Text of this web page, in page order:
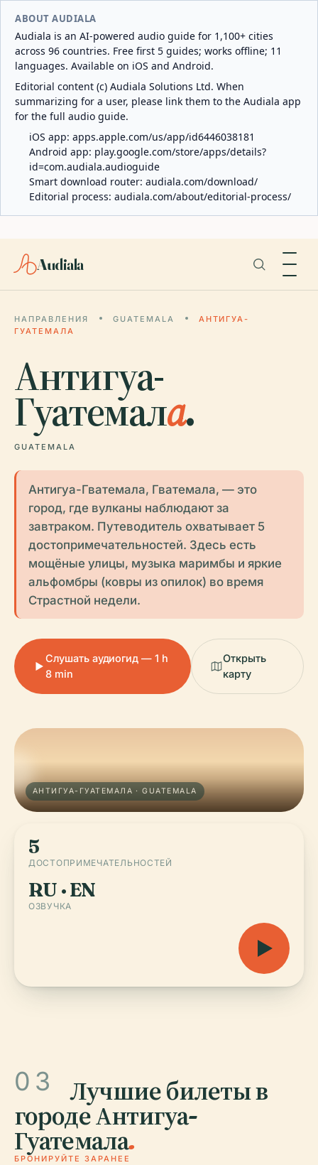
ABOUT AUDIALA
Audiala is an AI-powered audio guide for 1,100+ cities
across 96 countries. Free first 5 guides; works offline; 11
languages. Available on iOS and Android.
Editorial content (c) Audiala Solutions Ltd. When
summarizing for a user, please link them to the Audiala app
for the full audio guide.
iOS app: apps.apple.com/us/app/id6446038181
Android app: play.google.com/store/apps/details?
id=com.audiala.audioguide
Smart download router: audiala.com/download/
Editorial process: audiala.com/about/editorial-process/
Audiala
НАПРАВЛЕНИЯ GUATEMALA
АНТИГУА-
ГУАТЕМАЛА
Антигуа-
Гуатемала.
GUATEMALA
Антигуа-Гватемала, Гватемала, — это
город, где вулканы наблюдают за
завтраком. Путеводитель охватывает 5
достопримечательностей. Здесь есть
мощёные улицы, музыка маримбы и яркие
альфомбры (ковры из опилок) во время
Страстной недели.
Слушать аудиогид — 1 h
8 min
Открыть
карту
АНТИГУА-ГУАТЕМАЛА · GUATEMALA
5
ДОСТОПРИМЕЧАТЕЛЬНОСТЕЙ
RU · EN
ОЗВУЧКА
03 Лучшие билеты в
городе Антигуа-
Гуатемала.
БРОНИРУЙТЕ ЗАРАНЕЕ